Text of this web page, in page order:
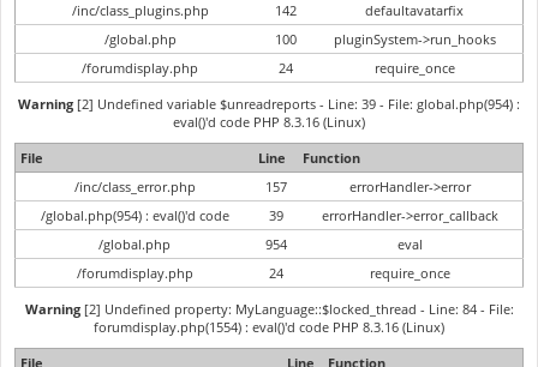
/inc/class_plugins.php
142
defaultavatarfix
/global.php
100
pluginSystem->run_hooks
/forumdisplay.php
24
require_once
Warning [2] Undefined variable $unreadreports - Line: 39 - File: global.php(954) :
eval()'d code PHP 8.3.16 (Linux)
File
Line
Function
/inc/class_error.php
157
errorHandler->error
/global.php(954) : eval()'d code
39
errorHandler->error_callback
/global.php
954
eval
/forumdisplay.php
24
require_once
Warning[2] Undefined property: MyLanguage::$locked_thread - Line: 84 - File:
forumdisplay.php(1554) : eval()'d code PHP 8.3.16 (Linux)
File
Line
Function